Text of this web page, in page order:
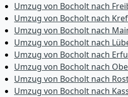
Umzug von Bocholt nach
Umzug von Bocholt nach
Umzug von Bocholt nach
Umzug von Bocholt nach
Umzug von Bocholt nach
Umzug von Bocholt nach
Umzug von Bocholt nach
Umzug von Bocholt nach